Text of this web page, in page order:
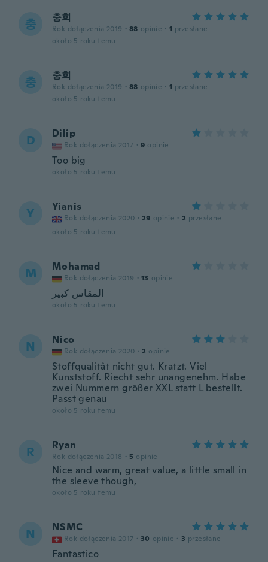
충 충희
Rok dołączenia 2019 · 88 opinie · 1 przesłane
około 5 roku temu
충 충희
Rok dołączenia 2019 · 88 opinie · 1 przesłane
około 5 roku temu
D Dilip
Rok dołączenia 2017 · 9 opinie
Too big
około 5 roku temu
Y Yianis
Rok dołączenia 2020 · 29 opinie · 2 przesłane
około 5 roku temu
M Mohamad
Rok dołączenia 2019 · 13 opinie
المقاس كبير
około 5 roku temu
N Nico
Rok dołączenia 2020 · 2 opinie
Stoffqualitåt nicht gut. Kratzt. Viel
Kunststoff. Riecht sehr unangenehm. Habe
zwei Nummern größer XXL statt L bestellt.
Passt genau
około 5 roku temu
R Ryan
Rok dołączenia 2018 · 5 opinie
Nice and warm, great value, a little small in
the sleeve though,
około 5 roku temu
N NSMC
Rok dołączenia 2017 · 30 opinie · 3 przesłane
Fantastico